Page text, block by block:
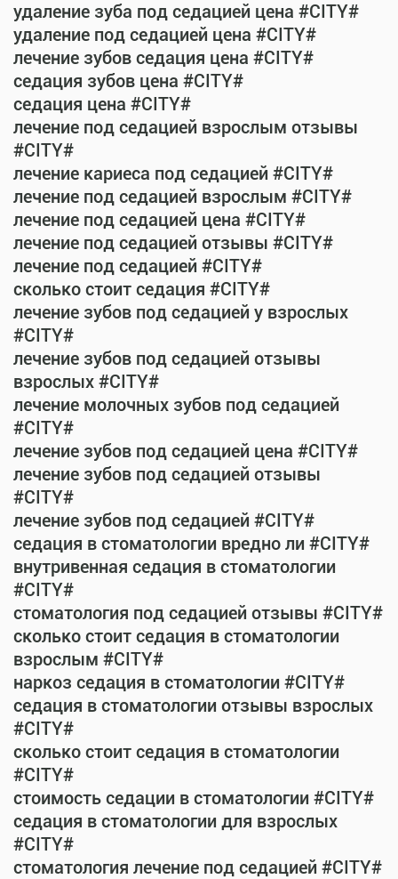
удаление зуба под седацией цена #CITY#
удаление под седацией цена #CITY#
лечение зубов седация цена #CITY#
седация зубов цена #CITY#
седация цена #CITY#
лечение под седацией взрослым отзывы
#CITY#
лечение кариеса под седацией #CITY#
лечение под седацией взрослым #CITY#
лечение под седацией цена #CITY#
лечение под седацией отзывы #CITY#
лечение под седацией #CITY#
сколько стоит седация #CITY#
лечение зубов под седацией у взрослых
#CITY#
лечение зубов под седацией отзывы
взрослых #CITY#
лечение молочных зубов под седацией
#CITY#
лечение зубов под седацией цена #CITY#
лечение зубов под седацией отзывы
#CITY#
лечение зубов под седацией #CITY#
седация в стоматологии вредно ли #CITY#
внутривенная седация в стоматологии
#CITY#
стоматология под седацией отзывы #CITY#
сколько стоит седация в стоматологии
взрослым #CITY#
наркоз седация в стоматологии #CITY#
седация в стоматологии отзывы взрослых
#CITY#
сколько стоит седация в стоматологии
#CITY#
стоимость седации в стоматологии #CITY#
седация в стоматологии для взрослых
#CITY#
стоматология лечение под седацией #CITY#